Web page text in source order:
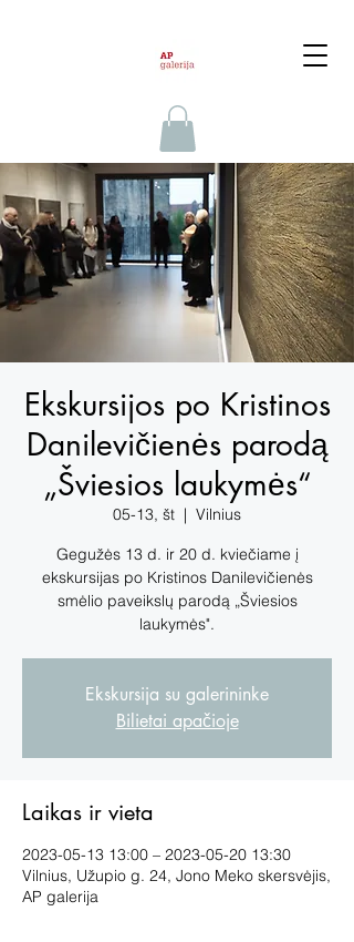
Ekskursijos po Kristinos
Danilevičienės parodą
„Šviesios laukymės“
05-13, št
  |
Vilnius
Gegužės 13 d. ir 20 d. kviečiame į
ekskursijas po Kristinos Danilevičienės
smėlio paveikslų parodą „Šviesios
laukymės".
Ekskursija su galerininke
Bilietai apačioje
Laikas ir vieta
2023-05-13 13:00 – 2023-05-20 13:30
Vilnius, Užupio g. 24, Jono Meko skersvėjis,
AP galerija